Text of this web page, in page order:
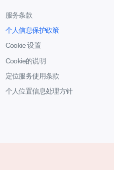
服务条款
个人信息保护政策
Cookie 设置
Cookie的说明
定位服务使用条款
个人位置信息处理方针